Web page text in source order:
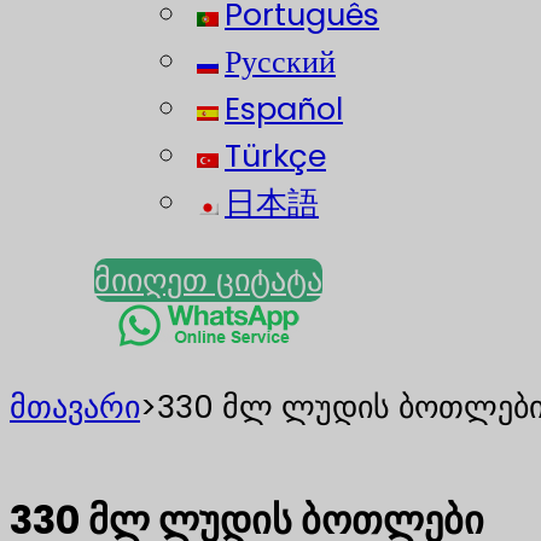
Português
Русский
Español
Türkçe
日本語
მიიღეთ ციტატა
მთავარი>330 მლ ლუდის
330 მლ ლუდის ბოთლები